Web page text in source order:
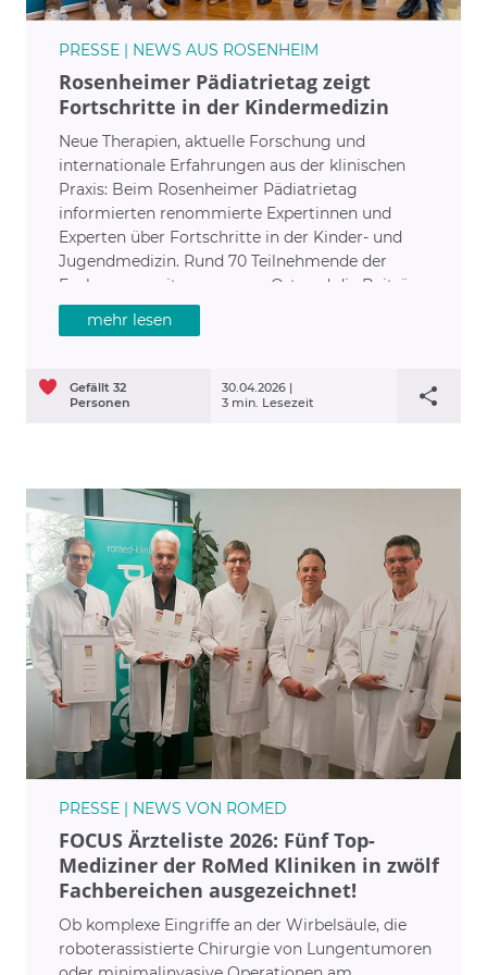
PRESSE | NEWS AUS ROSENHEIM
Rosenheimer Pädiatrietag zeigt
Fortschritte in der Kindermedizin
Neue Therapien, aktuelle Forschung und
internationale Erfahrungen aus der klinischen
Praxis: Beim Rosenheimer Pädiatrietag
informierten renommierte Expertinnen und
Experten über Fortschritte in der Kinder- und
Jugendmedizin. Rund 70 Teilnehmende der
Fachcommunity waren vor Ort und die Beiträge
aus den verschiedensten Bereichen der
Kinderheilkunde zeigten, wie rasant sich
weiterentwickeln. Dazu sind prominente Vertreter
aus den nationalen Fachgesellschaften der
mehr lesen
30.04.2026 |
3 min. Lesezeit
Gefällt 32
Personen
PRESSE | NEWS VON ROMED
FOCUS Ärzteliste 2026: Fünf Top-
Mediziner der RoMed Kliniken in zwölf
Fachbereichen ausgezeichnet!
Ob komplexe Eingriffe an der Wirbelsäule, die
roboterassistierte Chirurgie von Lungentumoren